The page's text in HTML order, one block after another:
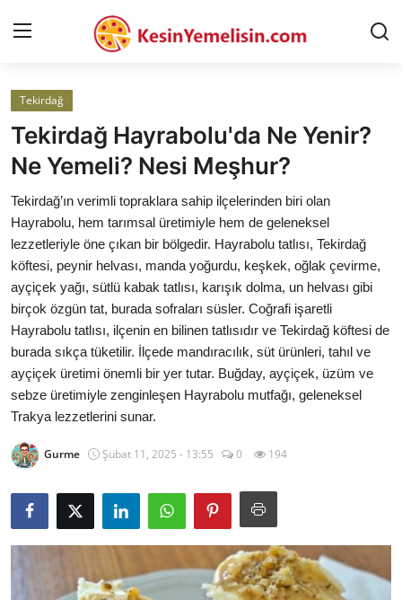
AnaSayfa
Gizlilik Sözleşmesi
Rüya Tabirleri
Diyet & Sağlıklı Beslenme
İletişim
Şehirler
Helal Gıda & Dini Hükümler
Gıda Güvenliği & Bilimi
Mutfak Püf Noktaları & İpuçları
Mekan & Lezzet Rotaları
Temel Gıda ve Ürün Rehberleri
İçecek Kültürü & Barista
Tekirdağ
Tekirdağ Hayrabolu'da Ne Yenir?
Ne Yemeli? Nesi Meşhur?
Tekirdağ’ın verimli topraklara sahip ilçelerinden biri olan
Hayrabolu, hem tarımsal üretimiyle hem de geleneksel
lezzetleriyle öne çıkan bir bölgedir. Hayrabolu tatlısı, Tekirdağ
köftesi, peynir helvası, manda yoğurdu, keşkek, oğlak çevirme,
ayçiçek yağı, sütlü kabak tatlısı, karışık dolma, un helvası gibi
birçok özgün tat, burada sofraları süsler. Coğrafi işaretli
Hayrabolu tatlısı, ilçenin en bilinen tatlısıdır ve Tekirdağ köftesi de
burada sıkça tüketilir. İlçede mandıracılık, süt ürünleri, tahıl ve
ayçiçek üretimi önemli bir yer tutar. Buğday, ayçiçek, üzüm ve
sebze üretimiyle zenginleşen Hayrabolu mutfağı, geleneksel
Trakya lezzetlerini sunar.
Gurme Şubat 11, 2025 - 13:55 0 194